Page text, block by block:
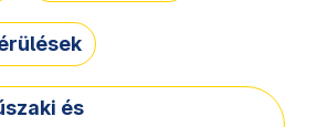
és